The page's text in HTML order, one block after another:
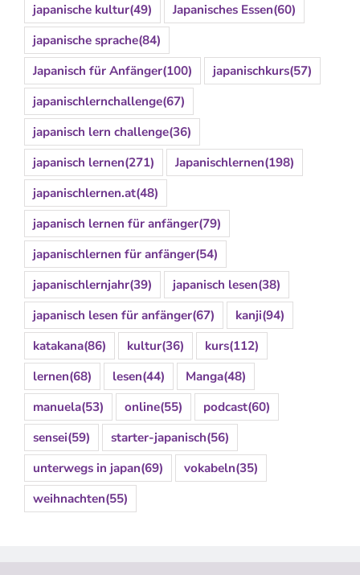
japanische kultur(49) Japanisches Essen(60)
japanische sprache(84)
Japanisch für Anfänger(100) japanischkurs(57)
japanischlernchallenge(67)
japanisch lern challenge(36)
japanisch lernen(271) Japanischlernen(198)
japanischlernen.at(48)
japanisch lernen für anfänger(79)
japanischlernen für anfänger(54)
japanischlernjahr(39) japanisch lesen(38)
japanisch lesen für anfänger(67) kanji(94)
katakana(86) kultur(36) kurs(112)
lernen(68) lesen(44) Manga(48)
manuela(53) online(55) podcast(60)
sensei(59) starter-japanisch(56)
unterwegs in japan(69) vokabeln(35)
weihnachten(55)